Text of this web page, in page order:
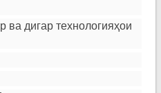
ва дигар технологияҳои